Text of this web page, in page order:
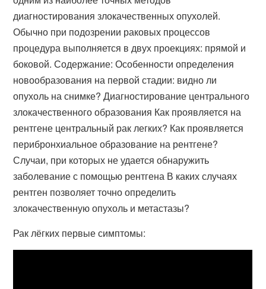
диагностирования злокачественных опухолей.
Обычно при подозрении раковых процессов
процедура выполняется в двух проекциях: прямой и
боковой. Содержание: Особенности определения
новообразования на первой стадии: видно ли
опухоль на снимке? Диагностирование центрального
злокачественного образования Как проявляется на
рентгене центральный рак легких? Как проявляется
перибронхиальное образование на рентгене?
Случаи, при которых не удается обнаружить
заболевание с помощью рентгена В каких случаях
рентген позволяет точно определить
злокачественную опухоль и метастазы?
Рак лёгких первые симптомы: